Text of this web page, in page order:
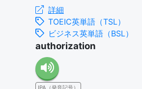
詳細
TOEIC英単語（TSL）
ビジネス英単語（BSL）
authorization
IPA（発音記号）